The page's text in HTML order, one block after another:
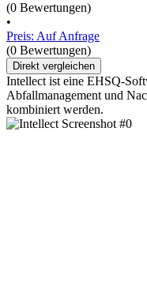
(0 Bewertungen)
•
Preis: Auf Anfrage
(0 Bewertungen)
Direkt vergleichen
Intellect ist eine EHSQ-
Abfallmanagement und
kombiniert werden.